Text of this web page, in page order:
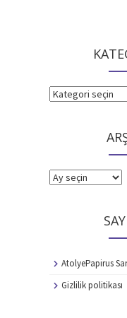
KATEGORİLER
ARŞİVLER
AtolyePapirus
Gizlilik politikası